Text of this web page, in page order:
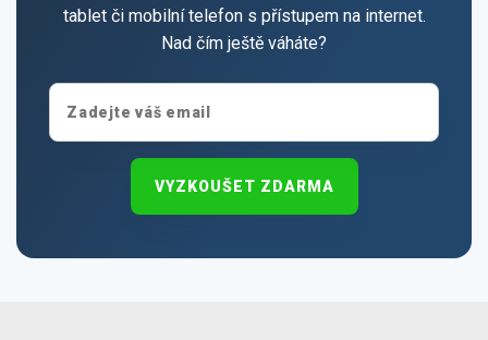
tablet či mobilní telefon s přístupem na internet.
Nad čím ještě váháte?
VYZKOUŠET ZDARMA